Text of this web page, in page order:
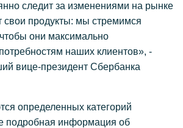
следит за изменениями на рынке
свои продукты: мы стремимся
чтобы они максимально
наших клиентов», -
вице-президент Сбербанка
определенных категорий
подробная информация об